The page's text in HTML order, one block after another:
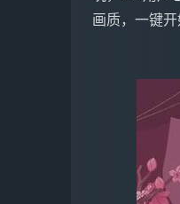
画质，一键